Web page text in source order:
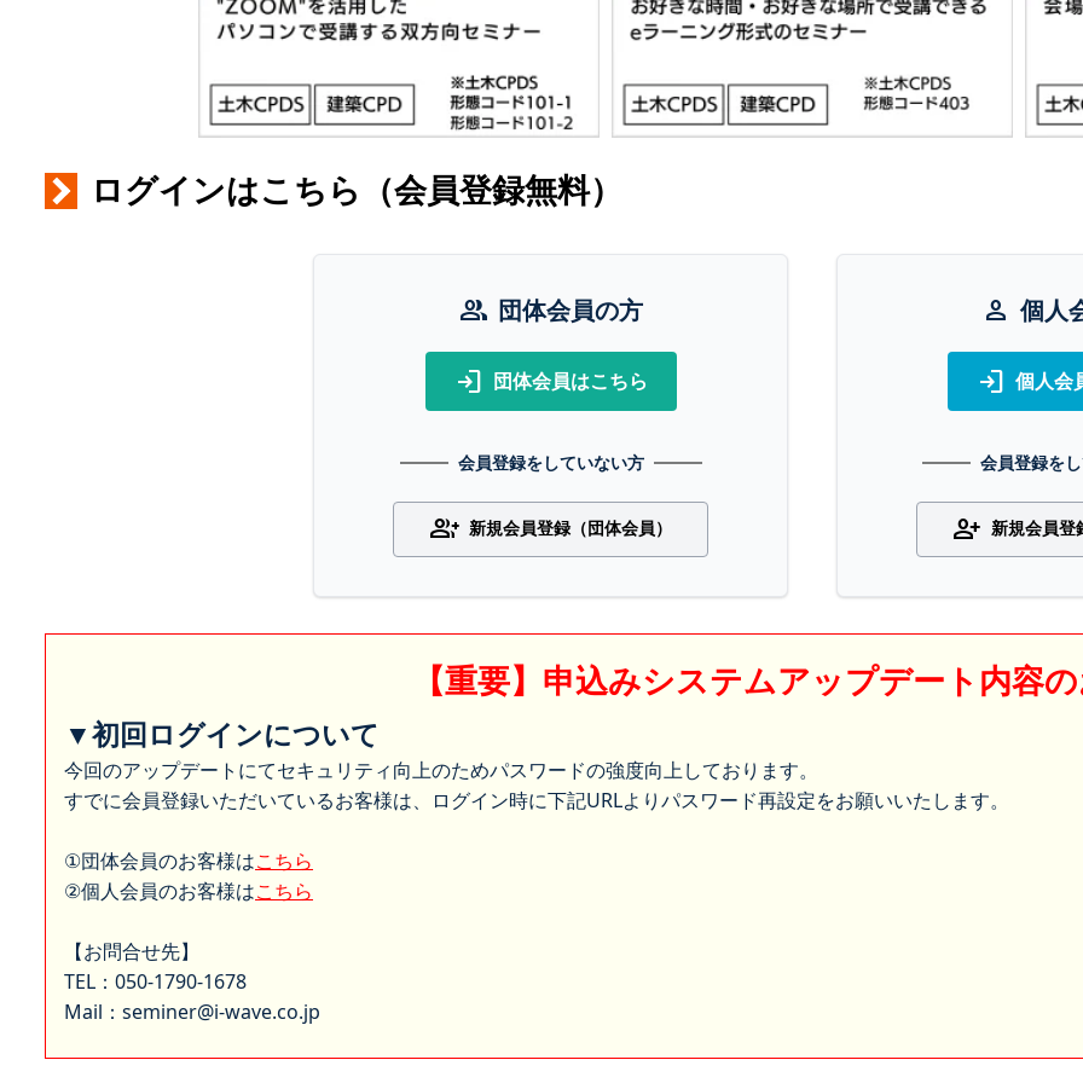
ログインはこちら（会員登録無料）
group 団体会員の方
login 団体会員はこちら
会員登録をしていない方
group_add 新規会員登録（団体会員）
person 個人
login 個人会
会員登録を
person_add 新規会員登
【重要】申込みシステムアップデート内容
▼初回ログインについて
今回のアップデートにてセキュリティ向上のためパスワードの強度向上しております。
すでに会員登録いただいているお客様は、ログイン時に下記URLよりパスワード再設定をお願いいたします。
①団体会員のお客様はこちら
②個人会員のお客様はこちら
【お問合せ先】
TEL：050-1790-1678
Mail：seminer@i-wave.co.jp